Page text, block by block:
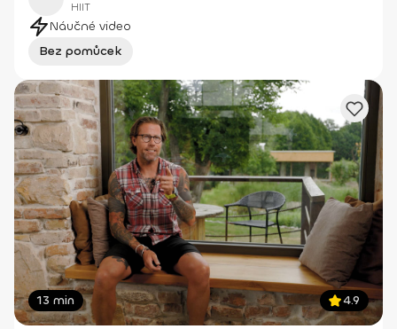
HIIT
Náučné video
Bez pomůcek
13 min 4.9